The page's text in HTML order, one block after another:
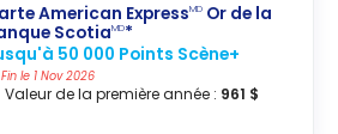
American ExpressMD Or de la
ScotiaMD*
50 000 Points Scène+
Fin le 1 Nov 2026
Valeur de la première année : 961 $